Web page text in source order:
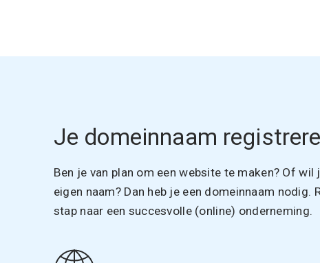
Je domeinnaam
Ben je van plan om een website te maken? Of
eigen naam? Dan heb je een domeinnaam nodig.
stap naar een succesvolle (online) onderneming.